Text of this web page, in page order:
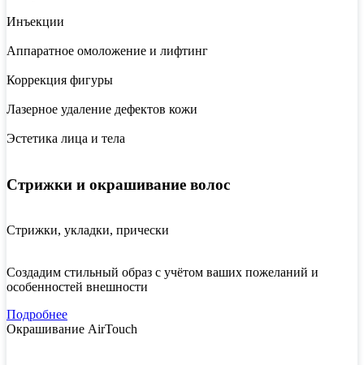
Инъекции
Аппаратное омоложение и лифтинг
Коррекция фигуры
Лазерное удаление дефектов кожи
Эстетика лица и тела
Стрижки и окрашивание волос
Стрижки, укладки, прически
Создадим стильный образ с учётом ваших пожеланий и
особенностей внешности
Подробнее
Окрашивание AirTouch